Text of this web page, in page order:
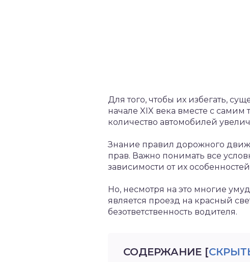
Для того, чтобы их избегать,
начале XIX века вместе с
количество автомобилей
Знание правил дорожного
прав. Важно понимать все
зависимости от их
Но, несмотря на это многие
является проезд на красный
безответственность водителя.
СОДЕРЖАНИЕ [